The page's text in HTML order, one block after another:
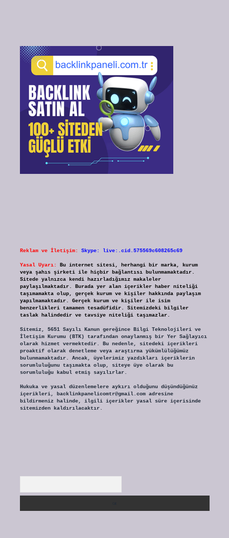
Reklam ve İletişim: Skype: live:.cid.575569c608265c69
Yasal Uyarı:
Bu internet sitesi, herhangi bir marka, kurum
veya şahıs şirketi ile hiçbir bağlantısı bulunmamaktadır.
Sitede yalnızca kendi hazırladığımız makaleler
paylaşılmaktadır. Burada yer alan içerikler haber niteliği
taşımamakta olup, gerçek kurum ve kişiler hakkında paylaşım
yapılmamaktadır. Gerçek kurum ve kişiler ile isim
benzerlikleri tamamen tesadüfidir. Sitemizdeki bilgiler
taslak halindedir ve tavsiye niteliği taşımazlar.
Sitemiz, 5651 Sayılı Kanun gereğince Bilgi Teknolojileri ve
İletişim Kurumu (BTK) tarafından onaylanmış bir Yer Sağlayıcı
olarak hizmet vermektedir. Bu nedenle, sitedeki içerikleri
proaktif olarak denetleme veya araştırma yükümlülüğümüz
bulunmamaktadır. Ancak, üyelerimiz yazdıkları içeriklerin
sorumluluğunu taşımakta olup, siteye üye olarak bu
sorumluluğu kabul etmiş sayılırlar.
Hukuka ve yasal düzenlemelere aykırı olduğunu düşündüğünüz
içerikleri, backlinkpanelicomtr@gmail.comadresine
bildirmeniz halinde, ilgili içerikler yasal süre içerisinde
sitemizden kaldırılacaktır.